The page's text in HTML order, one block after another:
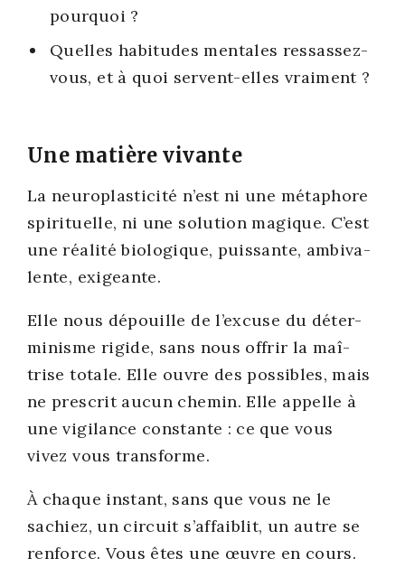
pour­quoi ?
Quelles habi­tudes men­tales res­sas­sez-
vous, et à quoi servent-elles vrai­ment ?
Une matière vivante
La neu­ro­plas­ti­ci­té n’est ni une méta­phore
spi­ri­tuelle, ni une solu­tion magique. C’est
une réa­li­té bio­lo­gique, puis­sante, ambi­va­
lente, exi­geante.
Elle nous dépouille de l’excuse du déter­
mi­nisme rigide, sans nous offrir la maî­
trise totale. Elle ouvre des pos­sibles, mais
ne pres­crit aucun che­min. Elle appelle à
une vigi­lance constante : ce que vous
vivez vous trans­forme.
À chaque ins­tant, sans que vous ne le
sachiez, un cir­cuit s’affaiblit, un autre se
ren­force. Vous êtes une œuvre en cours.